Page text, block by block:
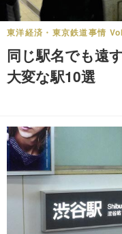
東洋経済・東京鉄道事情
同じ駅名でも遠
大変な駅10選